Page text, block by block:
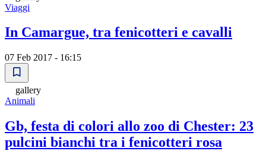
Viaggi
In Camargue, tra fenicotteri e cavalli
07 Feb 2017 - 16:15
gallery
Animali
Gb, festa di colori allo zoo di Chester: 23
pulcini bianchi tra i fenicotteri rosa